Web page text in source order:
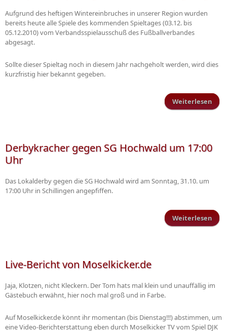
Aufgrund des heftigen Wintereinbruches in unserer Region wurden
bereits heute alle Spiele des kommenden Spieltages (03.12. bis
05.12.2010) vom Verbandsspielausschuß des Fußballverbandes
abgesagt.
Sollte dieser Spieltag noch in diesem Jahr nachgeholt werden, wird dies
kurzfristig hier bekannt gegeben.
Weiterlesen
Derbykracher gegen SG Hochwald um 17:00
Uhr
Das Lokalderby gegen die SG Hochwald wird am Sonntag, 31.10. um
17:00 Uhr in Schillingen angepfiffen.
Weiterlesen
Live-Bericht von Moselkicker.de
Jaja, Klotzen, nicht Kleckern. Der Tom hats mal klein und unauffällig im
Gästebuch erwähnt, hier noch mal groß und in Farbe.
Auf Moselkicker.de könnt ihr momentan (bis Dienstag!!!) abstimmen, um
eine Video-Berichterstattung eben durch Moselkicker TV vom Spiel DJK